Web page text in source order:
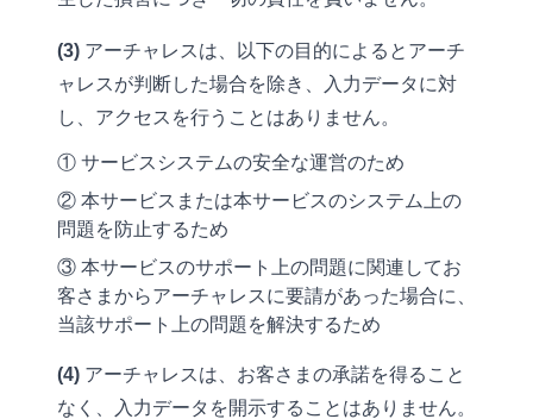
(3) アーチャレスは、以下の目的によるとアーチ
ャレスが判断した場合を除き、入力データに対
し、アクセスを行うことはありません。
① サービスシステムの安全な運営のため
② 本サービスまたは本サービスのシステム上の
問題を防止するため
③ 本サービスのサポート上の問題に関連してお
客さまからアーチャレスに要請があった場合に、
当該サポート上の問題を解決するため
(4) アーチャレスは、お客さまの承諾を得ること
なく、入力データを開示することはありません。